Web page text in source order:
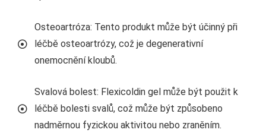
Osteoartróza: Tento produkt může být účinný při
léčbě osteoartrózy, což je degenerativní
onemocnění kloubů.
Svalová bolest: Flexicoldin gel může být použit k
léčbě bolesti svalů, což může být způsobeno
nadměrnou fyzickou aktivitou nebo zraněním.